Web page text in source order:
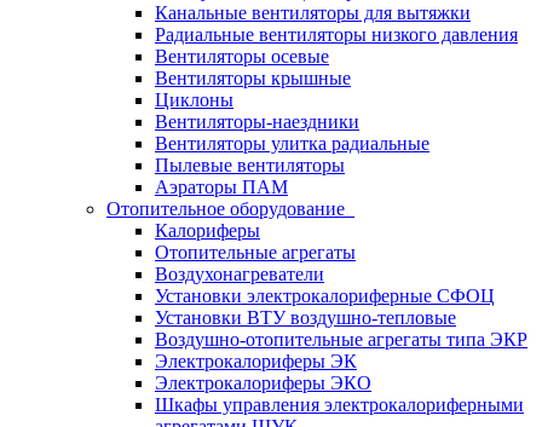
Канальные вентиляторы для вытяжки
Радиальные вентиляторы низкого давления
Вентиляторы осевые
Вентиляторы крышные
Циклоны
Вентиляторы-наездники
Вентиляторы улитка радиальные
Пылевые вентиляторы
Аэраторы ПАМ
Отопительное оборудование
Калориферы
Отопительные агрегаты
Воздухонагреватели
Установки электрокалориферные СФОЦ
Установки ВТУ воздушно-тепловые
Воздушно-отопительные агрегаты типа ЭКР
Электрокалориферы ЭК
Электрокалориферы ЭКО
Шкафы управления электрокалориферными